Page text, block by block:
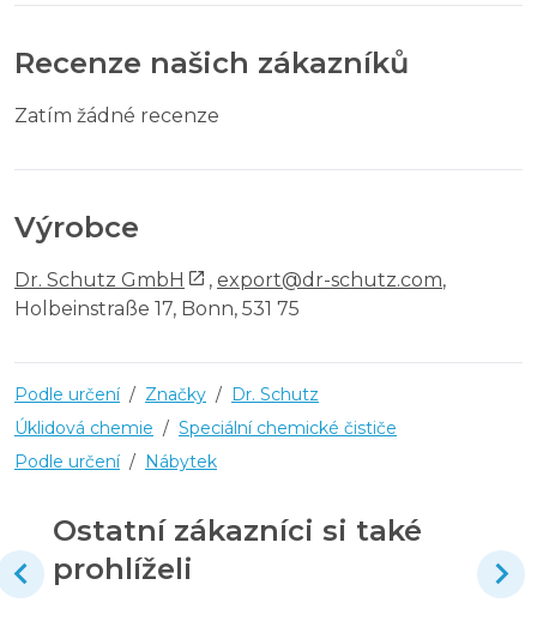
Recenze našich zákazníků
Zatím žádné recenze
Výrobce
Dr. Schutz GmbH , export@dr-schutz.com,
Holbeinstraße 17, Bonn, 531 75
Podle určení / Značky / Dr. Schutz
Úklidová chemie / Speciální chemické čističe
Podle určení / Nábytek
Ostatní zákazníci si také
prohlíželi